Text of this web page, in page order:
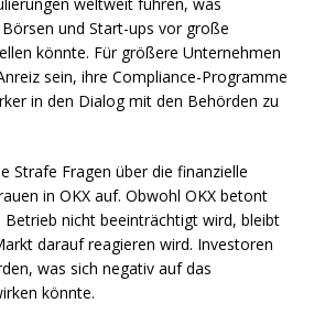
und Start-ups vor große
könnte. Für größere Unternehmen
sein, ihre Compliance-Programme
in den Dialog mit den Behörden zu
Strafe Fragen über die finanzielle
in OKX auf. Obwohl OKX betont
nicht beeinträchtigt wird, bleibt
darauf reagieren wird. Investoren
was sich negativ auf das
könnte.